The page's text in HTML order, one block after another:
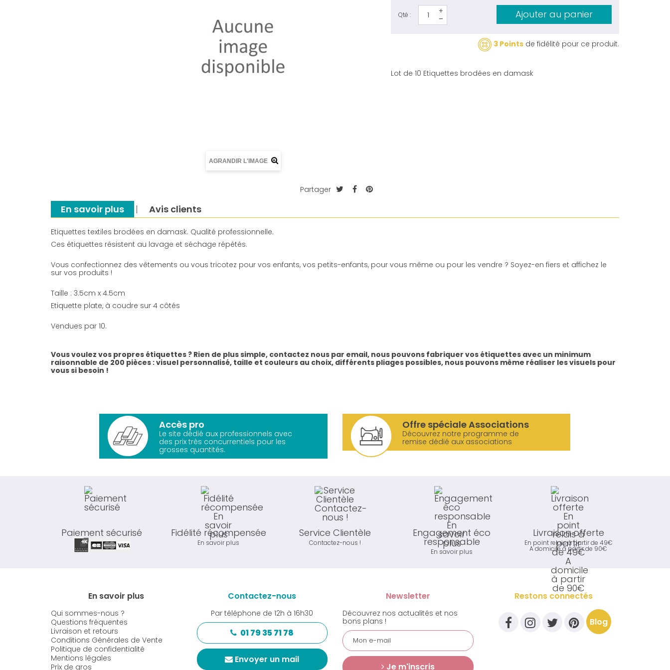
AGRANDIR L'IMAGE
Partager
Qté : Ajouter au panier
3 Pointsde fidélité pour ce produit.
Lot de 10 Etiquettes brodées en damask
En savoir plus Avis clients
Etiquettes textiles brodées en damask. Qualité professionnelle.
Ces étiquettes résistent au lavage et séchage répétés.
Vous confectionnez des vêtements ou vous tricotez pour vos enfants, vos petits-enfants, pour vous même ou pour les vendre ? Soyez-en fiers et affichez le
sur vos produits !
Taille : 3.5cm x 4.5cm
Etiquette plate, à coudre sur 4 côtés
Vendues par 10.
Vous voulez vos propres étiquettes ? Rien de plus simple, contactez nous par email, nous pouvons fabriquer vos étiquettes avec un minimum
raisonnable de 200 pièces : visuel personnalisé, taille et couleurs au choix, différents pliages possibles, nous pouvons même réaliser les visuels pour
vous si besoin !
Accès pro
Le site dédié aux professionnels avec
des prix très concurrentiels pour les
grosses quantités.
Offre spéciale Associations
Découvrez notre programme de
remise dédié aux associations
Paiement sécurisé Fidélité récompensée
En savoir plus
Service Clientèle
Contactez-nous !
Engagement éco
responsable
En savoir plus
Livraison offerte
En point relais à partir de 49€
A domicile à partir de 90€
En savoir plus
Qui sommes-nous ?
Questions fréquentes
Livraison et retours
Conditions Générales de Vente
Politique de confidentialité
Mentions légales
Prix de gros
Contactez-nous
Par téléphone de 12h à 16h30
01 79 35 71 78
Envoyer un mail
Newsletter
Découvrez nos actualités et nos
bons plans !
Je m'inscris
Restons connectés
Blog